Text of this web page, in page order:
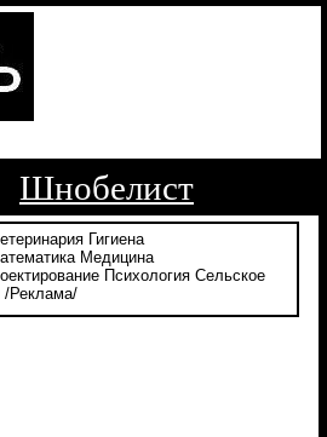
Шнобелист
Гигиена
Медицина
Психология Сельское
/Реклама/